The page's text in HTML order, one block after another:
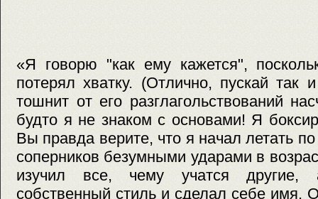
«Я говорю "как ему кажется",
потерял хватку. (Отлично, пускай
тошнит от его разглагольствований
будто я не знаком с основами! Я
Вы правда верите, что я начал летать по
соперников безумными ударами в
изучил все, чему учатся другие,
собственный стиль и сделал себе имя.